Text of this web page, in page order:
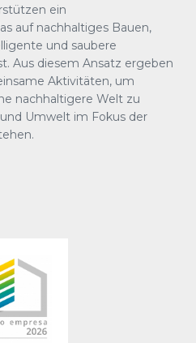
ein
auf nachhaltiges Bauen,
und saubere
Aus diesem Ansatz ergeben
Aktivitäten, um
nachhaltigere Welt zu
Umwelt im Fokus der